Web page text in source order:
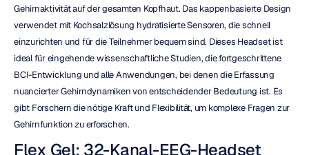
Gehirnaktivität auf der gesamten Kopfhaut. Das kappenbasierte Design
verwendet mit Kochsalzlösung hydratisierte Sensoren, die schnell
einzurichten und für die Teilnehmer bequem sind. Dieses Headset ist
ideal für eingehende wissenschaftliche Studien, die fortgeschrittene
BCI-Entwicklung und alle Anwendungen, bei denen die Erfassung
nuancierter Gehirndynamiken von entscheidender Bedeutung ist. Es
gibt Forschern die nötige Kraft und Flexibilität, um komplexe Fragen zur
Gehirnfunktion zu erforschen.
Flex Gel: 32-Kanal-EEG-Headset